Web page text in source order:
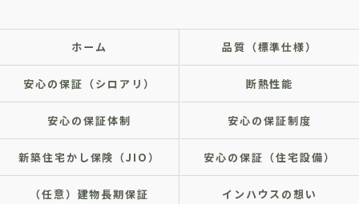
ホーム 品質（標準仕様）
安心の保証（シロアリ） 断熱性能
安心の保証体制 安心の保証制度
新築住宅かし保険（JIO） 安心の保証（住宅設備）
（任意）建物長期保証 インハウスの想い